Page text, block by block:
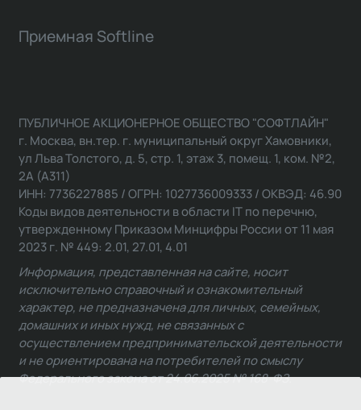
Приемная Softline
ПУБЛИЧНОЕ АКЦИОНЕРНОЕ ОБЩЕСТВО "СОФТЛАЙН"
г. Москва, вн.тер. г. муниципальный округ Хамовники,
ул Льва Толстого, д. 5, стр. 1, этаж 3, помещ. 1, ком. №2,
2А (А311)
ИНН: 7736227885 / ОГРН: 1027736009333 / ОКВЭД: 46.90
Коды видов деятельности в области IT по перечню,
утвержденному Приказом Минцифры России от 11 мая
2023 г. № 449: 2.01, 27.01, 4.01
Информация, представленная на сайте, носит
исключительно справочный и ознакомительный
характер, не предназначена для личных, семейных,
домашних и иных нужд, не связанных с
осуществлением предпринимательской деятельности
и не ориентирована на потребителей по смыслу
Федерального закона от 24.06.2025 № 168-ФЗ.